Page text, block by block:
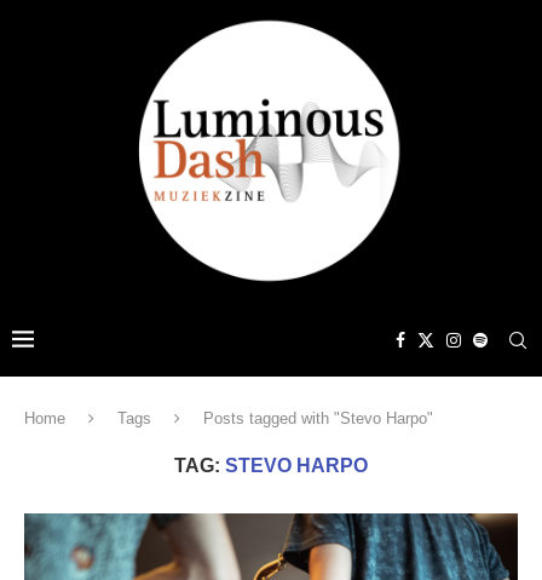
Home Tags Posts tagged with "Stevo Harpo"
TAG: STEVO HARPO